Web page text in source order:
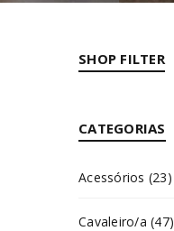
SHOP FILTER
CATEGORIAS
Acessórios (23)
Cavaleiro/a (47)